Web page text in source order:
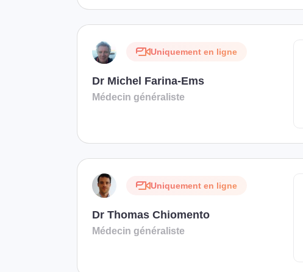
Uniquement en ligne
Dr Michel Farina-Ems
Médecin généraliste
Uniquement en ligne
Dr Thomas Chiomento
Médecin généraliste